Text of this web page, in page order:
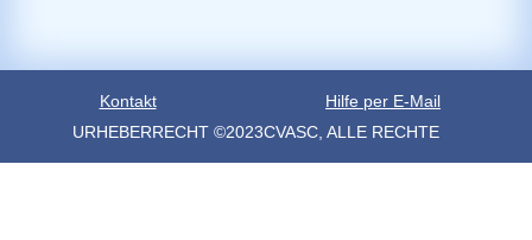
Kontakt
Hilfe per E-Mail
URHEBERRECHT ©2023CVASC, ALLE RECHTE